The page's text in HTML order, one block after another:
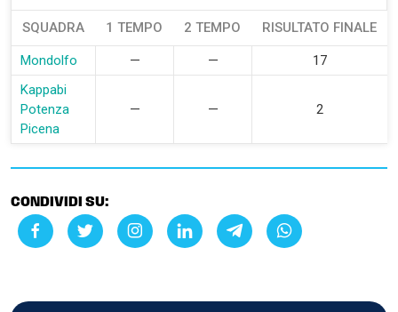
SQUADRA 1 TEMPO 2 TEMPO RISULTATO FINALE
Mondolfo — —
17
Kappabi
Potenza
Picena
— — 2
CONDIVIDI SU: